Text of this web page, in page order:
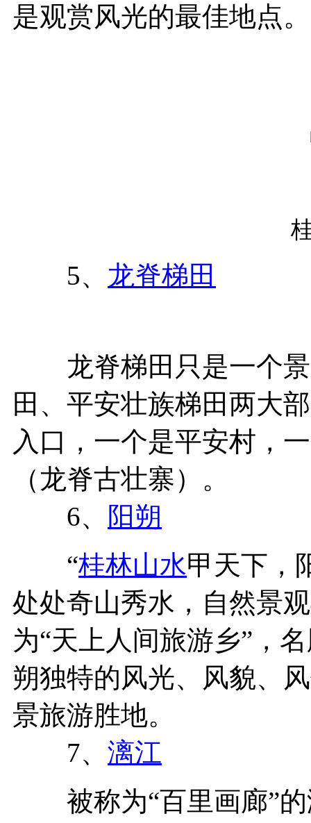
是观赏风光的最佳地点。
5、 龙脊梯田
龙脊梯田只是一个景
田、平安壮族梯田两大
入口，一个是平安村，
（龙脊古壮寨）。
6、
阳朔
“桂林山水甲天下，
处处奇山秀水，自然景
为“天上人间旅游乡”，
朔独特的风光、风貌、
景旅游胜地。
7、 漓江
被称为“百里画廊”的